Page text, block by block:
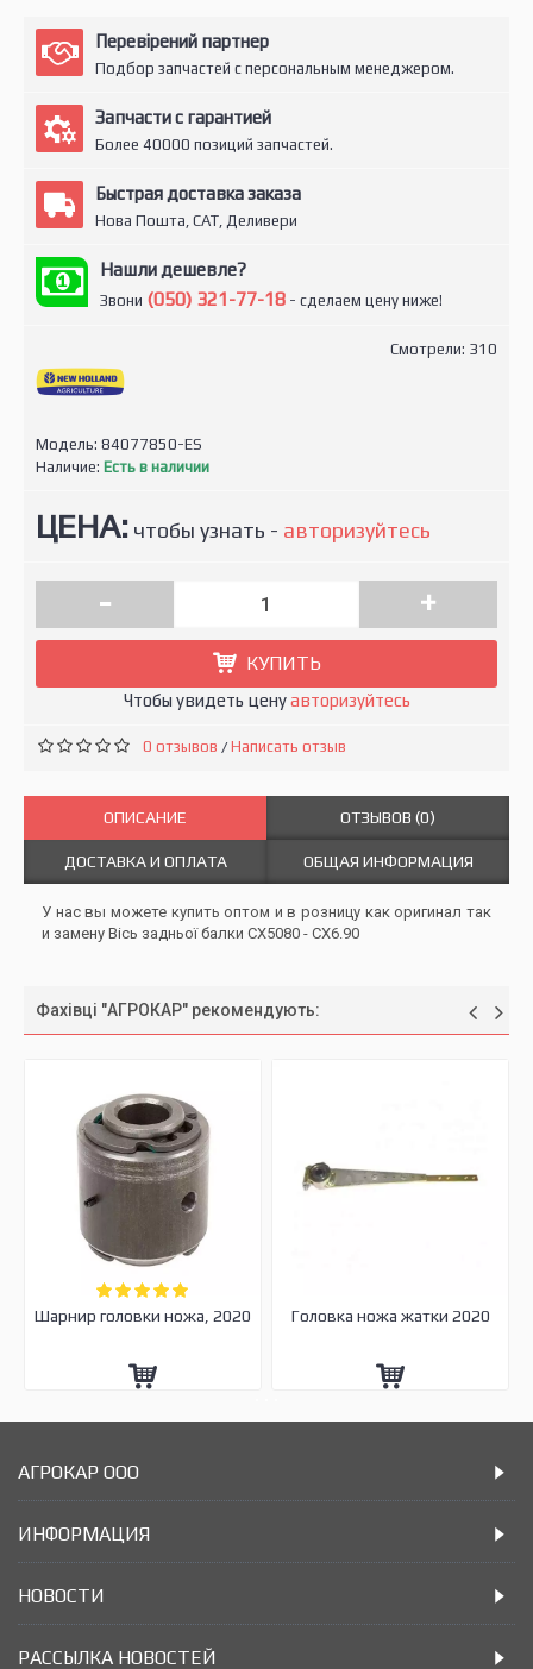
Перевірений партнер
Подбор запчастей с персональным менеджером.
Запчасти с гарантией
Более 40000 позиций запчастей.
Быстрая доставка заказа
Нова Пошта, САТ, Деливери
Нашли дешевле?
Звони (050) 321-77-18 - сделаем цену ниже!
Смотрели: 310
Модель: 84077850-ES
Наличие: Есть в наличии
ЦЕНА: чтобы узнать - авторизуйтесь
- +
КУПИТЬ
Чтобы увидеть ценуавторизуйтесь
0 отзывов /Написать отзыв
ОПИСАНИЕ ОТЗЫВОВ (0)
ДОСТАВКА И ОПЛАТА ОБЩАЯ ИНФОРМАЦИЯ
У нас вы можете купить оптом и в розницу как оригинал так
и замену Вісь задньої балки CX5080 - CX6.90
Фахівці "АГРОКАР" рекомендують:
Шарнир головки ножа, 2020 Головка ножа жатки 2020
АГРОКАР ООО
ИНФОРМАЦИЯ
НОВОСТИ
РАССЫЛКА НОВОСТЕЙ